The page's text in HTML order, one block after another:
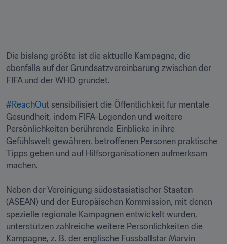
Die bislang größte ist die aktuelle Kampagne, die
ebenfalls auf der Grundsatzvereinbarung zwischen der
FIFA und der WHO gründet.
#ReachOut sensibilisiert die Öffentlichkeit für mentale
Gesundheit, indem FIFA-Legenden und weitere
Persönlichkeiten berührende Einblicke in ihre
Gefühlswelt gewähren, betroffenen Personen praktische
Tipps geben und auf Hilfsorganisationen aufmerksam
machen.
Neben der Vereinigung südostasiatischer Staaten
(ASEAN) und der Europäischen Kommission, mit denen
spezielle regionale Kampagnen entwickelt wurden,
unterstützen zahlreiche weitere Persönlichkeiten die
Kampagne, z. B. der englische Fussballstar Marvin